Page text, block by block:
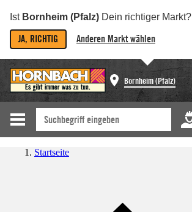
Ist Bornheim (Pfalz) Dein richtiger Markt?
JA, RICHTIG Anderen Markt wählen
Bornheim (Pfalz)
Startseite